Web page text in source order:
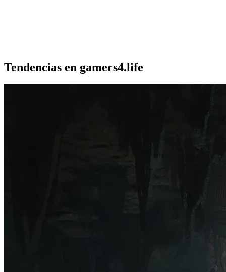
Tendencias en gamers4.life